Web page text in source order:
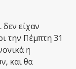
είχαν
την Πέμπτη 31
η
και θα